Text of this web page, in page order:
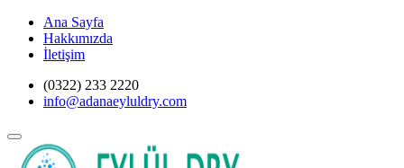
Ana Sayfa
Hakkımızda
İletişim
(0322) 233 2220
info@adanaeyluldry.com